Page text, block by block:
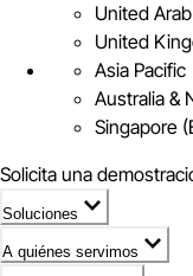
United
United
Asia Pacific
Australia &
Singapore
Solicita una
Soluciones
A quiénes servimos